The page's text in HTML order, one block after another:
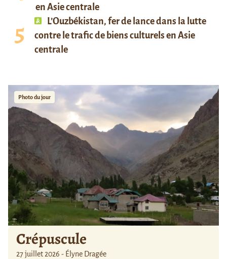
en Asie centrale
L’Ouzbékistan, fer de lance dans la lutte
contre le trafic de biens culturels en Asie
centrale
Photo du jour
Crépuscule
27 juillet 2026 - Élyne Dragée